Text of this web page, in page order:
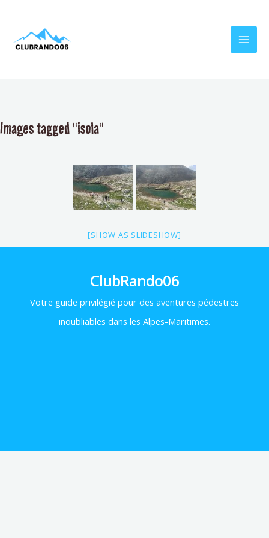
contenu
Images tagged "isola"
[SHOW AS SLIDESHOW]
ClubRando06
Votre guide privilégié pour des aventures pédestres
inoubliables dans les Alpes-Maritimes.